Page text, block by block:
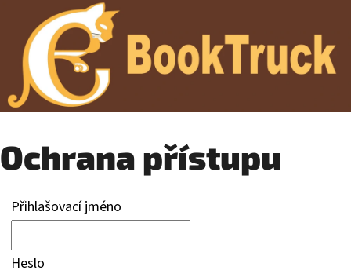
Ochrana přístupu
Přihlašovací jméno
Heslo